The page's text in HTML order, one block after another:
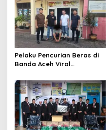
Pelaku Pencurian Beras di
Banda Aceh Viral
Di Aceh Selatan